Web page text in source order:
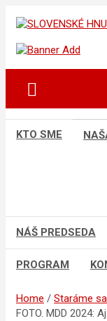
content
KTO SME
NÁŠ PREDSEDA
PROGRAM
Home
Staráme sa
FOTO. MDD 2024: